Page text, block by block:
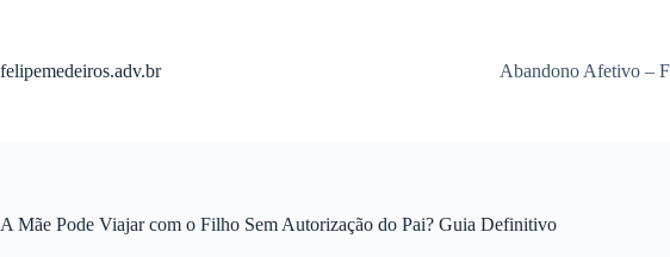
conteúdo
felipemedeiros.adv.br Abandono Afetivo –
A Mãe Pode Viajar com o Filho Sem Autorização do Pai? Guia Definitivo